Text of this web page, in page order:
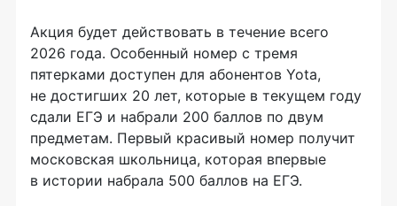
Акция будет действовать в течение всего
2026 года. Особенный номер с тремя
пятерками доступен для абонентов Yota,
не достигших 20 лет, которые в текущем году
сдали ЕГЭ и набрали 200 баллов по двум
предметам. Первый красивый номер получит
московская школьница, которая впервые
в истории набрала 500 баллов на ЕГЭ.